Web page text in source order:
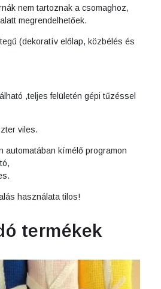
nem tartoznak a csomaghoz,
megrendelhetőek.
(dekoratív előlap, közbélés és
,teljes felületén gépi tűzéssel
viles.
automatában kímélő programon
használata tilos!
termékek